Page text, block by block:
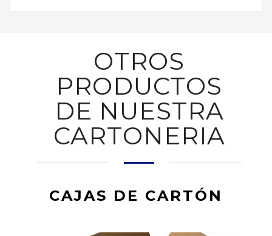
OTROS
PRODUCTOS
DE NUESTRA
CARTONERIA
CAJAS DE CARTÓN